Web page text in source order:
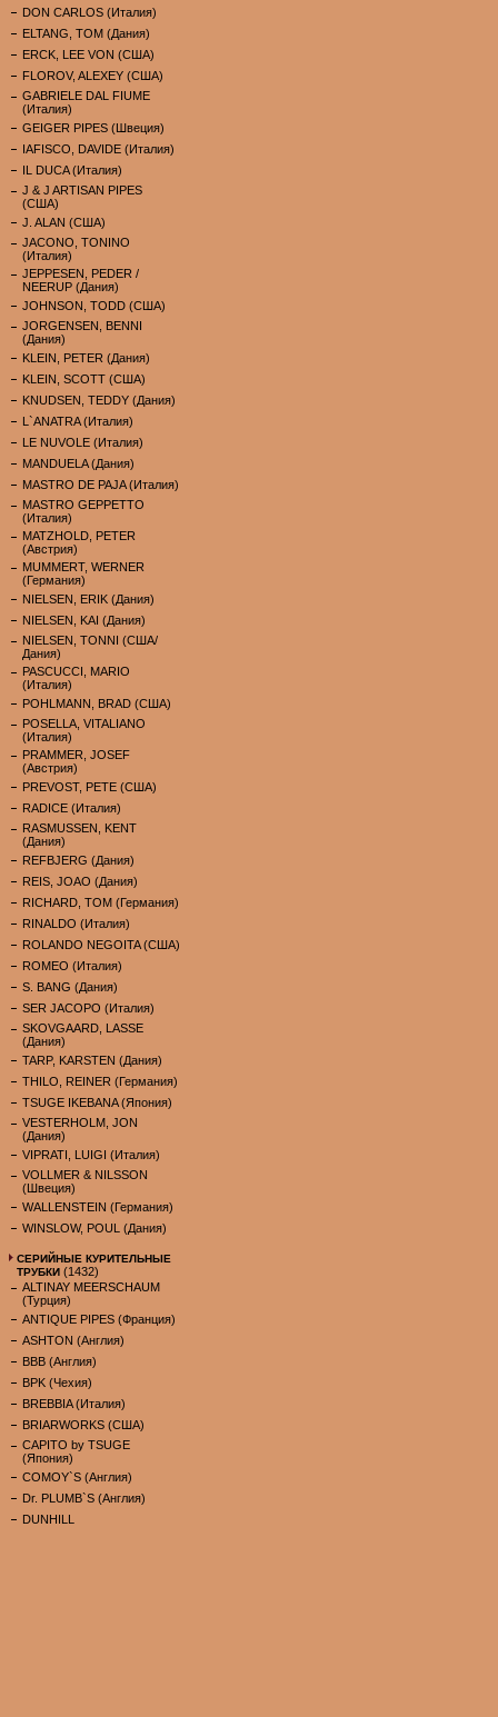
DON CARLOS (Италия)
ELTANG, TOM (Дания)
ERCK, LEE VON (США)
FLOROV, ALEXEY (США)
GABRIELE DAL FIUME
(Италия)
GEIGER PIPES (Швеция)
IAFISCO, DAVIDE (Италия)
IL DUCA (Италия)
J & J ARTISAN PIPES
(США)
J. ALAN (США)
JACONO, TONINO
(Италия)
JEPPESEN, PEDER /
NEERUP (Дания)
JOHNSON, TODD (США)
JORGENSEN, BENNI
(Дания)
KLEIN, PETER (Дания)
KLEIN, SCOTT (США)
KNUDSEN, TEDDY (Дания)
L`ANATRA (Италия)
LE NUVOLE (Италия)
MANDUELA (Дания)
MASTRO DE PAJA (Италия)
MASTRO GEPPETTO
(Италия)
MATZHOLD, PETER
(Австрия)
MUMMERT, WERNER
(Германия)
NIELSEN, ERIK (Дания)
NIELSEN, KAI (Дания)
NIELSEN, TONNI (США/
Дания)
PASCUCCI, MARIO
(Италия)
POHLMANN, BRAD (США)
POSELLA, VITALIANO
(Италия)
PRAMMER, JOSEF
(Австрия)
PREVOST, PETE (США)
RADICE (Италия)
RASMUSSEN, KENT
(Дания)
REFBJERG (Дания)
REIS, JOAO (Дания)
RICHARD, TOM (Германия)
RINALDO (Италия)
ROLANDO NEGOITA (США)
ROMEO (Италия)
S. BANG (Дания)
SER JACOPO (Италия)
SKOVGAARD, LASSE
(Дания)
TARP, KARSTEN (Дания)
THILO, REINER (Германия)
TSUGE IKEBANA (Япония)
VESTERHOLM, JON
(Дания)
VIPRATI, LUIGI (Италия)
VOLLMER & NILSSON
(Швеция)
WALLENSTEIN (Германия)
WINSLOW, POUL (Дания)
СЕРИЙНЫЕ КУРИТЕЛЬНЫЕ
ТРУБКИ (1432)
ALTINAY MEERSCHAUM
(Турция)
ANTIQUE PIPES (Франция)
ASHTON (Англия)
BBB (Англия)
BPK (Чехия)
BREBBIA (Италия)
BRIARWORKS (США)
CAPITO by TSUGE
(Япония)
COMOY`S (Англия)
Dr. PLUMB`S (Англия)
DUNHILL